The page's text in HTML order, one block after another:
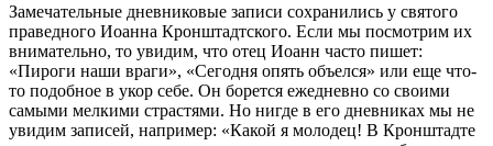
Замечательные дневниковые записи сохранились у святого
праведного Иоанна Кронштадтского. Если мы посмотрим их
внимательно, то увидим, что отец Иоанн часто пишет:
«Пироги наши враги», «Сегодня опять объелся» или еще что-
то подобное в укор себе. Он борется ежедневно со своими
самыми мелкими страстями. Но нигде в его дневниках мы не
увидим записей, например: «Какой я молодец! В Кронштадте